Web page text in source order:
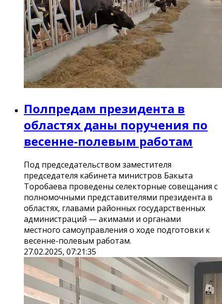
Полпредам президента в
областях даны поручения по
весенне-полевым работам
Под председательством заместителя
председателя кабинета министров Бакыта
Торобаева проведены селекторные совещания с
полномочными представителями президента в
областях, главами районных государственных
администраций — акимами и органами
местного самоуправления о ходе подготовки к
весенне-полевым работам.
27.02.2025, 07:21:35